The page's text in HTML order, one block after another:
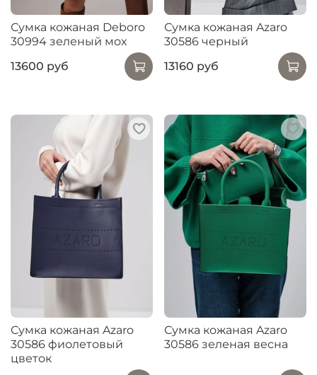
Сумка кожаная Deboro
30994 зеленый мох
13600 руб
Сумка кожаная Azaro
30586 черный
13160 руб
Сумка кожаная Azaro
30586 фиолетовый
цветок
Сумка кожаная Azaro
30586 зеленая весна